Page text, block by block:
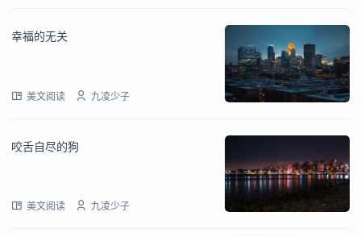
幸福的无关
美文阅读 九凌少子
咬舌自尽的狗
美文阅读 九凌少子